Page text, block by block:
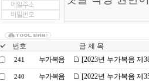
번호 글 제 목
241 누가복음 [2023년 누가복음 제
240 누가복음 [2022년 누가복음 제